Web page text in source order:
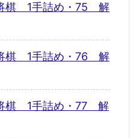
棋 1手詰め・75 解
棋 1手詰め・76 解
棋 1手詰め・77 解